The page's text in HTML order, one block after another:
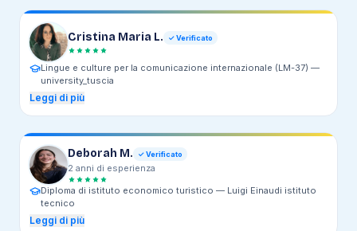
Cristina Maria L. ✓ Verificato
Lingue e culture per la comunicazione internazionale (LM-37) —
university_tuscia
Leggi di più
Deborah M. ✓ Verificato
2 anni di esperienza
Diploma di istituto economico turistico — Luigi Einaudi istituto
tecnico
Leggi di più